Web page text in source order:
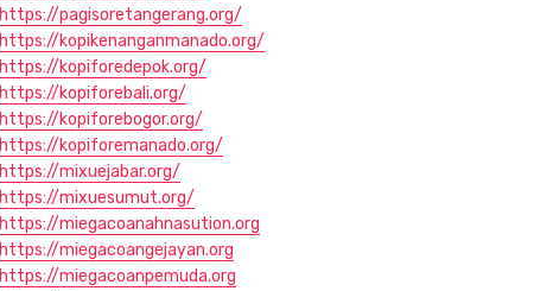
https://pagisoretangerang.org/
https://kopikenanganmanado.org/
https://kopiforedepok.org/
https://kopiforebali.org/
https://kopiforebogor.org/
https://kopiforemanado.org/
https://mixuejabar.org/
https://mixuesumut.org/
https://miegacoanahnasution.org
https://miegacoangejayan.org
https://miegacoanpemuda.org